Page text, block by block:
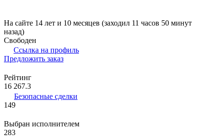
На сайте 14 лет и 10 месяцев (заходил 11 часов 50 минут
назад)
Свободен
Ссылка на профиль
Предложить заказ
Рейтинг
16 267.3
Безопасные сделки
149
Выбран исполнителем
283